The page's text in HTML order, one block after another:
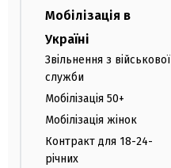
Мобілізація в
Україні
Звільнення з військової
служби
Мобілізація 50+
Мобілізація жінок
Контракт для 18-24-
річних